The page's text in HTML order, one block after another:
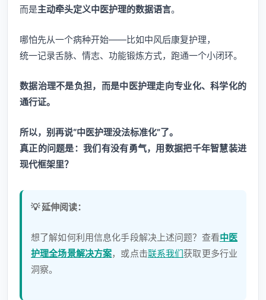
而是主动牵头定义中医护理的数据语言。
哪怕先从一个病种开始——比如中风后康复护理，
统一记录舌脉、情志、功能锻炼方式，跑通一个小闭环。
数据治理不是负担，而是中医护理走向专业化、科学化的
通行证。
所以，别再说“中医护理没法标准化”了。
真正的问题是：我们有没有勇气，用数据把千年智慧装进
现代框架里？
💡 延伸阅读：
想了解如何利用信息化手段解决上述问题？查看中医
护理全场景解决方案，或点击联系我们获取更多行业
洞察。